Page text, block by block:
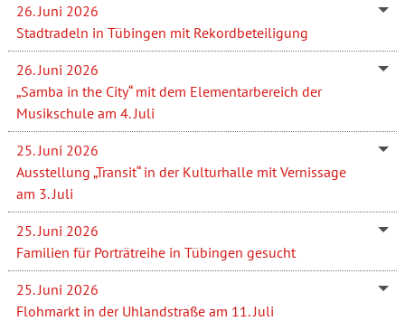
26. Juni 2026
Stadtradeln in Tübingen mit Rekordbeteiligung
26. Juni 2026
„Samba in the City“ mit dem Elementarbereich der
Musikschule am 4. Juli
25. Juni 2026
Ausstellung „Transit“ in der Kulturhalle mit Vernissage
am 3. Juli
25. Juni 2026
Familien für Porträtreihe in Tübingen gesucht
25. Juni 2026
Flohmarkt in der Uhlandstraße am 11. Juli